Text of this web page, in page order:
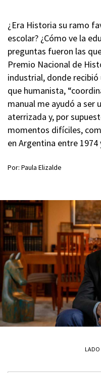
¿Era Historia su ramo
escolar? ¿Cómo ve la
preguntas fueron las
Premio Nacional de
industrial, donde recibió
que humanista,
manual me ayudó a ser
aterrizada y, por
momentos difíciles,
en Argentina entre 1974
Por: Paula Elizalde
LADO